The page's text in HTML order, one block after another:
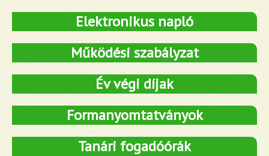
Elektronikus napló
Működési szabályzat
Év végi díjak
Formanyomtatványok
Tanári fogadóórák